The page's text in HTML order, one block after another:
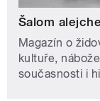
Šalom
Magazín o
kultuře,
současnosti i